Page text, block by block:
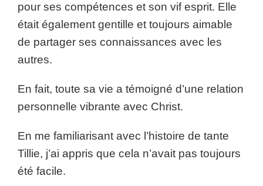
pour ses compétences et son vif esprit. Elle
était également gentille et toujours aimable
de partager ses connaissances avec les
autres.
En fait, toute sa vie a témoigné d’une relation
personnelle vibrante avec Christ.
En me familiarisant avec l’histoire de tante
Tillie, j’ai appris que cela n’avait pas toujours
été facile.